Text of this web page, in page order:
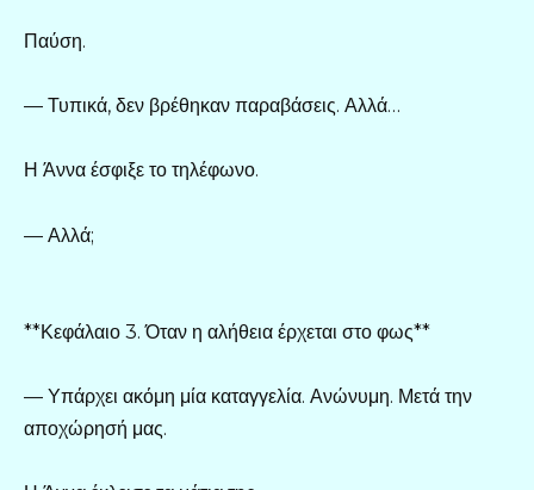
Παύση.
— Τυπικά, δεν βρέθηκαν παραβάσεις. Αλλά…
Η Άννα έσφιξε το τηλέφωνο.
— Αλλά;
**Κεφάλαιο 3. Όταν η αλήθεια έρχεται στο φως**
— Υπάρχει ακόμη μία καταγγελία. Ανώνυμη. Μετά την
αποχώρησή μας.